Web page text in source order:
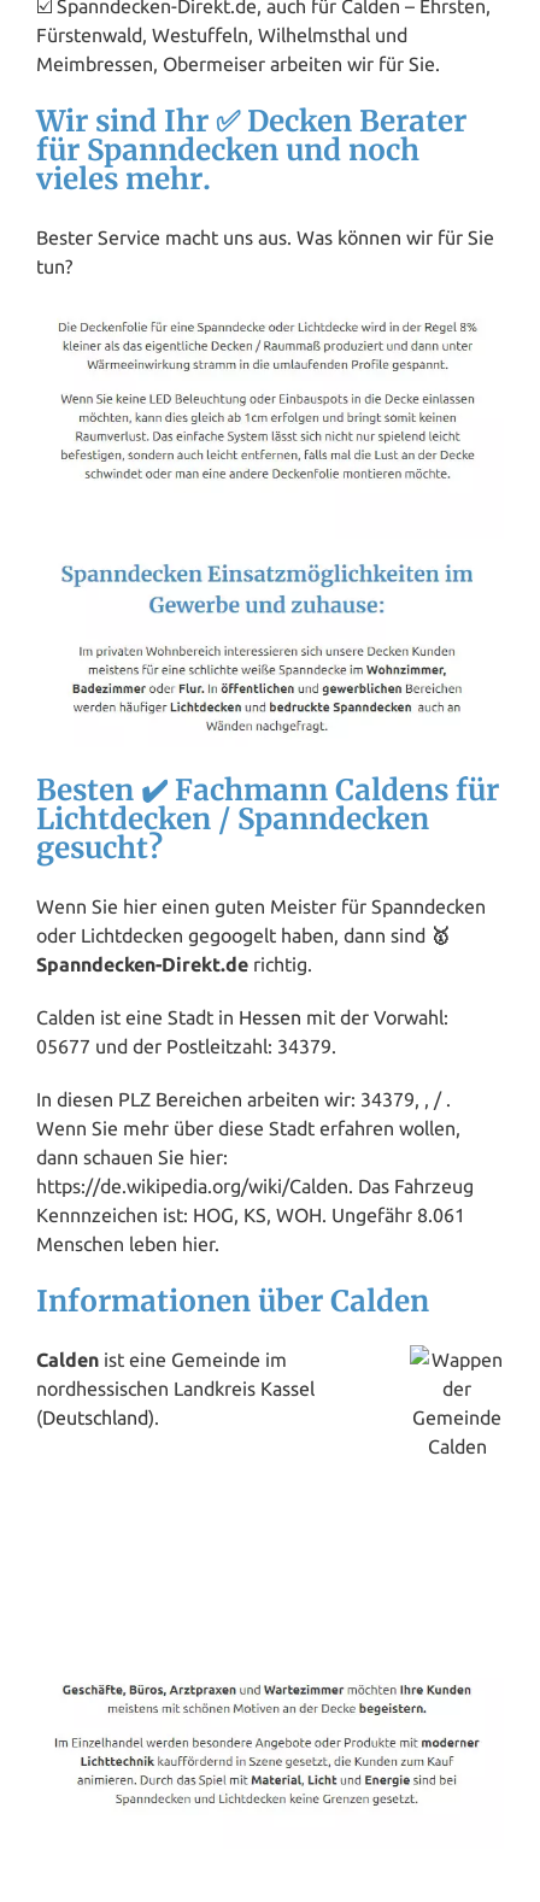
☑️ Spanndecken-Direkt.de, auch für Calden – Ehrsten,
Fürstenwald, Westuffeln, Wilhelmsthal und
Meimbressen, Obermeiser arbeiten wir für Sie.
Wir sind Ihr ✅ Decken Berater
für Spanndecken und noch
vieles mehr.
Bester Service macht uns aus. Was können wir für Sie
tun?
Besten ✔️ Fachmann Caldens für
Lichtdecken / Spanndecken
gesucht?
Wenn Sie hier einen guten Meister für Spanndecken
oder Lichtdecken gegoogelt haben, dann sind 🥇
Spanndecken-Direkt.de richtig.
Calden ist eine Stadt in Hessen mit der Vorwahl:
05677 und der Postleitzahl: 34379.
In diesen PLZ Bereichen arbeiten wir: 34379, , / .
Wenn Sie mehr über diese Stadt erfahren wollen,
dann schauen Sie hier:
https://de.wikipedia.org/wiki/Calden. Das Fahrzeug
Kennnzeichen ist: HOG, KS, WOH. Ungefähr 8.061
Menschen leben hier.
Informationen über Calden
Calden ist eine Gemeinde im
nordhessischen Landkreis Kassel
(Deutschland).